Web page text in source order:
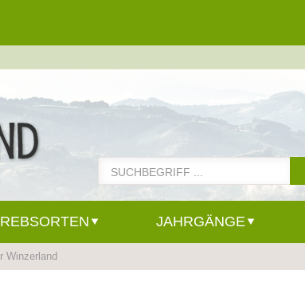
REBSORTEN JAHRGÄNGE
Winzerland